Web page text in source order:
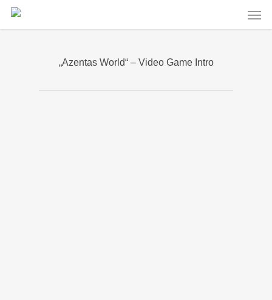
Skip
„Azentas World“ – Video Game Intro